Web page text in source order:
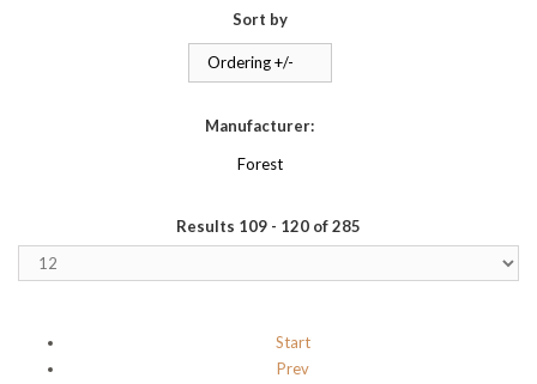
Sort by
Ordering +/-
Manufacturer:
Forest
Results 109 - 120 of 285
Start
Prev